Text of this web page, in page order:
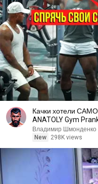
Качки хотели
ANATOLY Gym
Владимир Шмонденко
New
298K views